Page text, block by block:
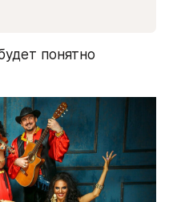
понятно